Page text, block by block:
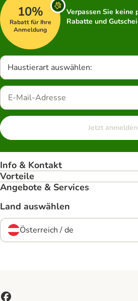
10%
Rabatt für Ihre
Anmeldung
Verpassen Sie keine
Rabatte und
Haustierart auswählen:
Jetzt anmelden
Info & Kontakt
Vorteile
Angebote & Services
Land auswählen
Österreich / de